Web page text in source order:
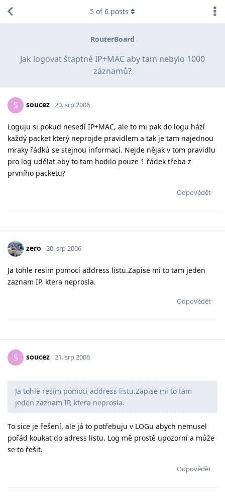
RouterBoard
Jak logovat štaptné IP+MAC aby tam nebylo 1000
záznamů?
5 of6 posts
S soucez 20. srp 2006
Loguju si pokud nesedí IP+MAC, ale to mi pak do logu hází
každý packet který neprojde pravidlem a tak je tam najednou
mraky řádků se stejnou informací. Nejde nějak v tom pravidlu
pro log udělat aby to tam hodilo pouze 1 řádek třeba z
prvního packetu?
Odpovědět
zero 20. srp 2006
Ja tohle resim pomoci address listu.Zapise mi to tam jeden
zaznam IP, ktera neprosla.
Odpovědět
S soucez 21. srp 2006
Ja tohle resim pomoci address listu.Zapise mi to tam
jeden zaznam IP, ktera neprosla.
To sice je řešení, ale já to potřebuju v LOGu abych nemusel
pořád koukat do adress listu. Log mě prostě upozorní a může
se to řešit.
Odpovědět